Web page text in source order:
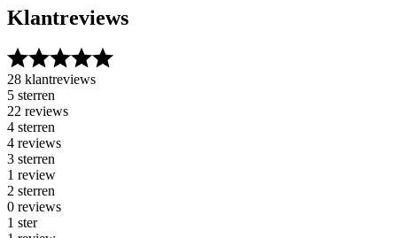
Klantreviews
28 klantreviews
5 sterren
22 reviews
4 sterren
4 reviews
3 sterren
1 review
2 sterren
0 reviews
1 ster